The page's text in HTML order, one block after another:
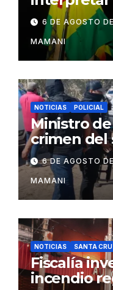
en su
Cruz
6 DE AGOSTO
MAMANI
NOTICIAS POLICIAL
Ministro
crimen del
Salazar
Sebastián
6 DE AGOSTO
MAMANI
NOTICIAS SANTA
Fiscalía
incendio